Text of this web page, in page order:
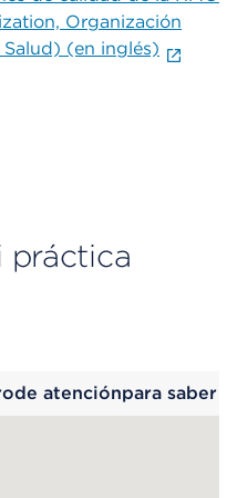
Organización
(en inglés)
práctica
atenciónpara saber